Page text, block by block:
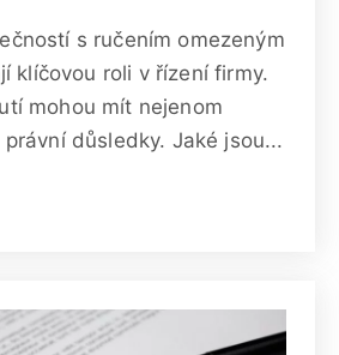
s ručením omezeným
klíčovou roli v řízení firmy.
mohou mít nejenom
důsledky. Jaké jsou...